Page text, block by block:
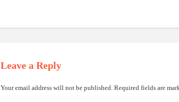
Leave a Reply
Your email address will not be published. Required fields are